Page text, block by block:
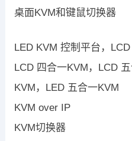
桌面KVM和键鼠切换器
LED KVM 控制平台，
LCD 四合一KVM，LCD
KVM，LED 五合一KVM
KVM over IP
KVM切换器